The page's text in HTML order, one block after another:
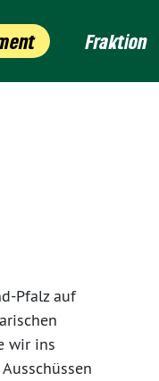
Fraktion
Pfalz auf
wir ins